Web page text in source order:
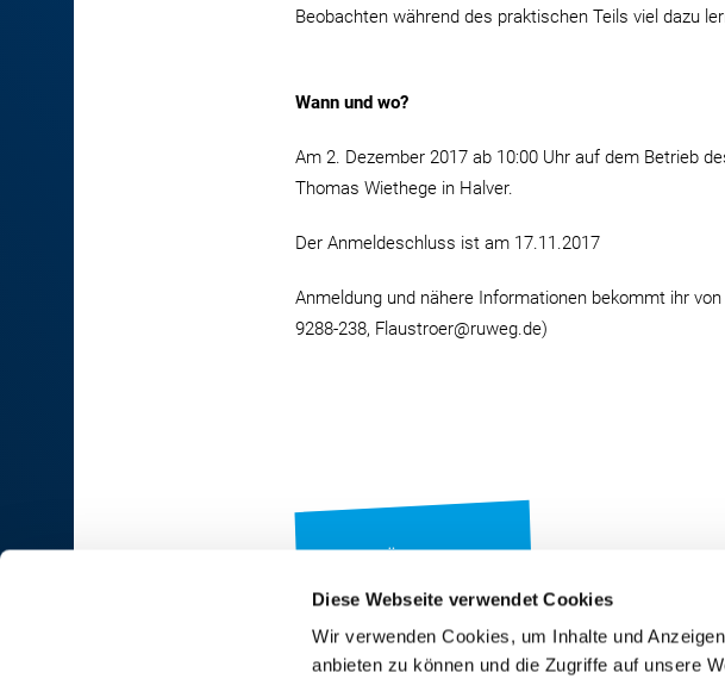
Diese Webseite verwendet Cookies
Wir verwenden Cookies, um Inhalte und
anbieten zu können und die Zugriffe auf unsere
Beobachten während des praktischen Teils viel dazu
Wann und wo?
Am 2. Dezember 2017 ab 10:00 Uhr auf dem Betrieb
Thomas Wiethege in Halver.
Der Anmeldeschluss ist am 17.11.2017
Anmeldung und nähere Informationen bekommt ihr
9288-238, Flaustroer@ruweg.de)
ZUR ÜBERSICHT
RINDER-UNION WEST eG